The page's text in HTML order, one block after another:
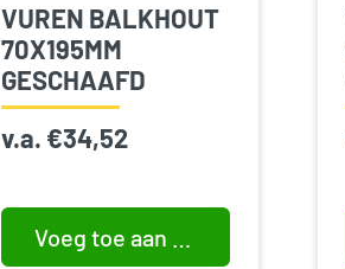
VUREN BALKHOUT
70X195MM
GESCHAAFD
v.a. €34,52
Voeg toe aan winkelwagen